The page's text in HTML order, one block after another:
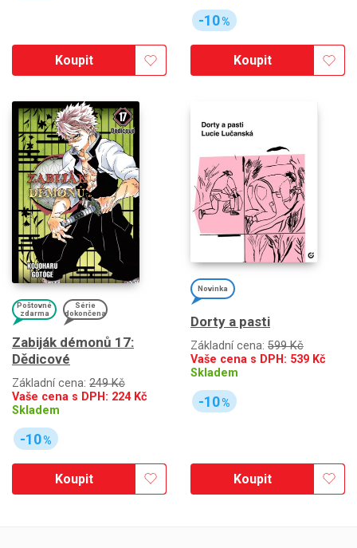
Koupit
-10%
Koupit
Poštovné
zdarma
Série
dokončena
Zabiják démonů 17:
Dědicové
Základní cena: 249 Kč
Vaše cena s DPH: 224Kč
Skladem
-10%
Koupit
Novinka
Dorty a pasti
Základní cena: 599 Kč
Vaše cena s DPH: 539 Kč
Skladem
-10%
Koupit